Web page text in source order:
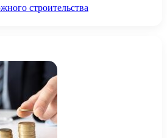
строительства